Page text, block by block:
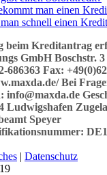
man einen
schnell einen
beim Kreditantrag
GmbH Boschstr.
686363 Fax:
Bei
info@maxda.de
Ludwigshafen
Speyer
| Datenschutz